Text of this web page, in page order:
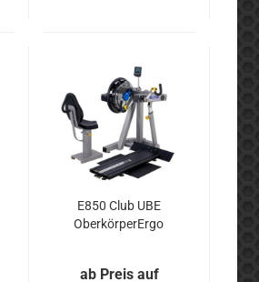
E850 Club UBE
OberkörperErgo
Preis auf